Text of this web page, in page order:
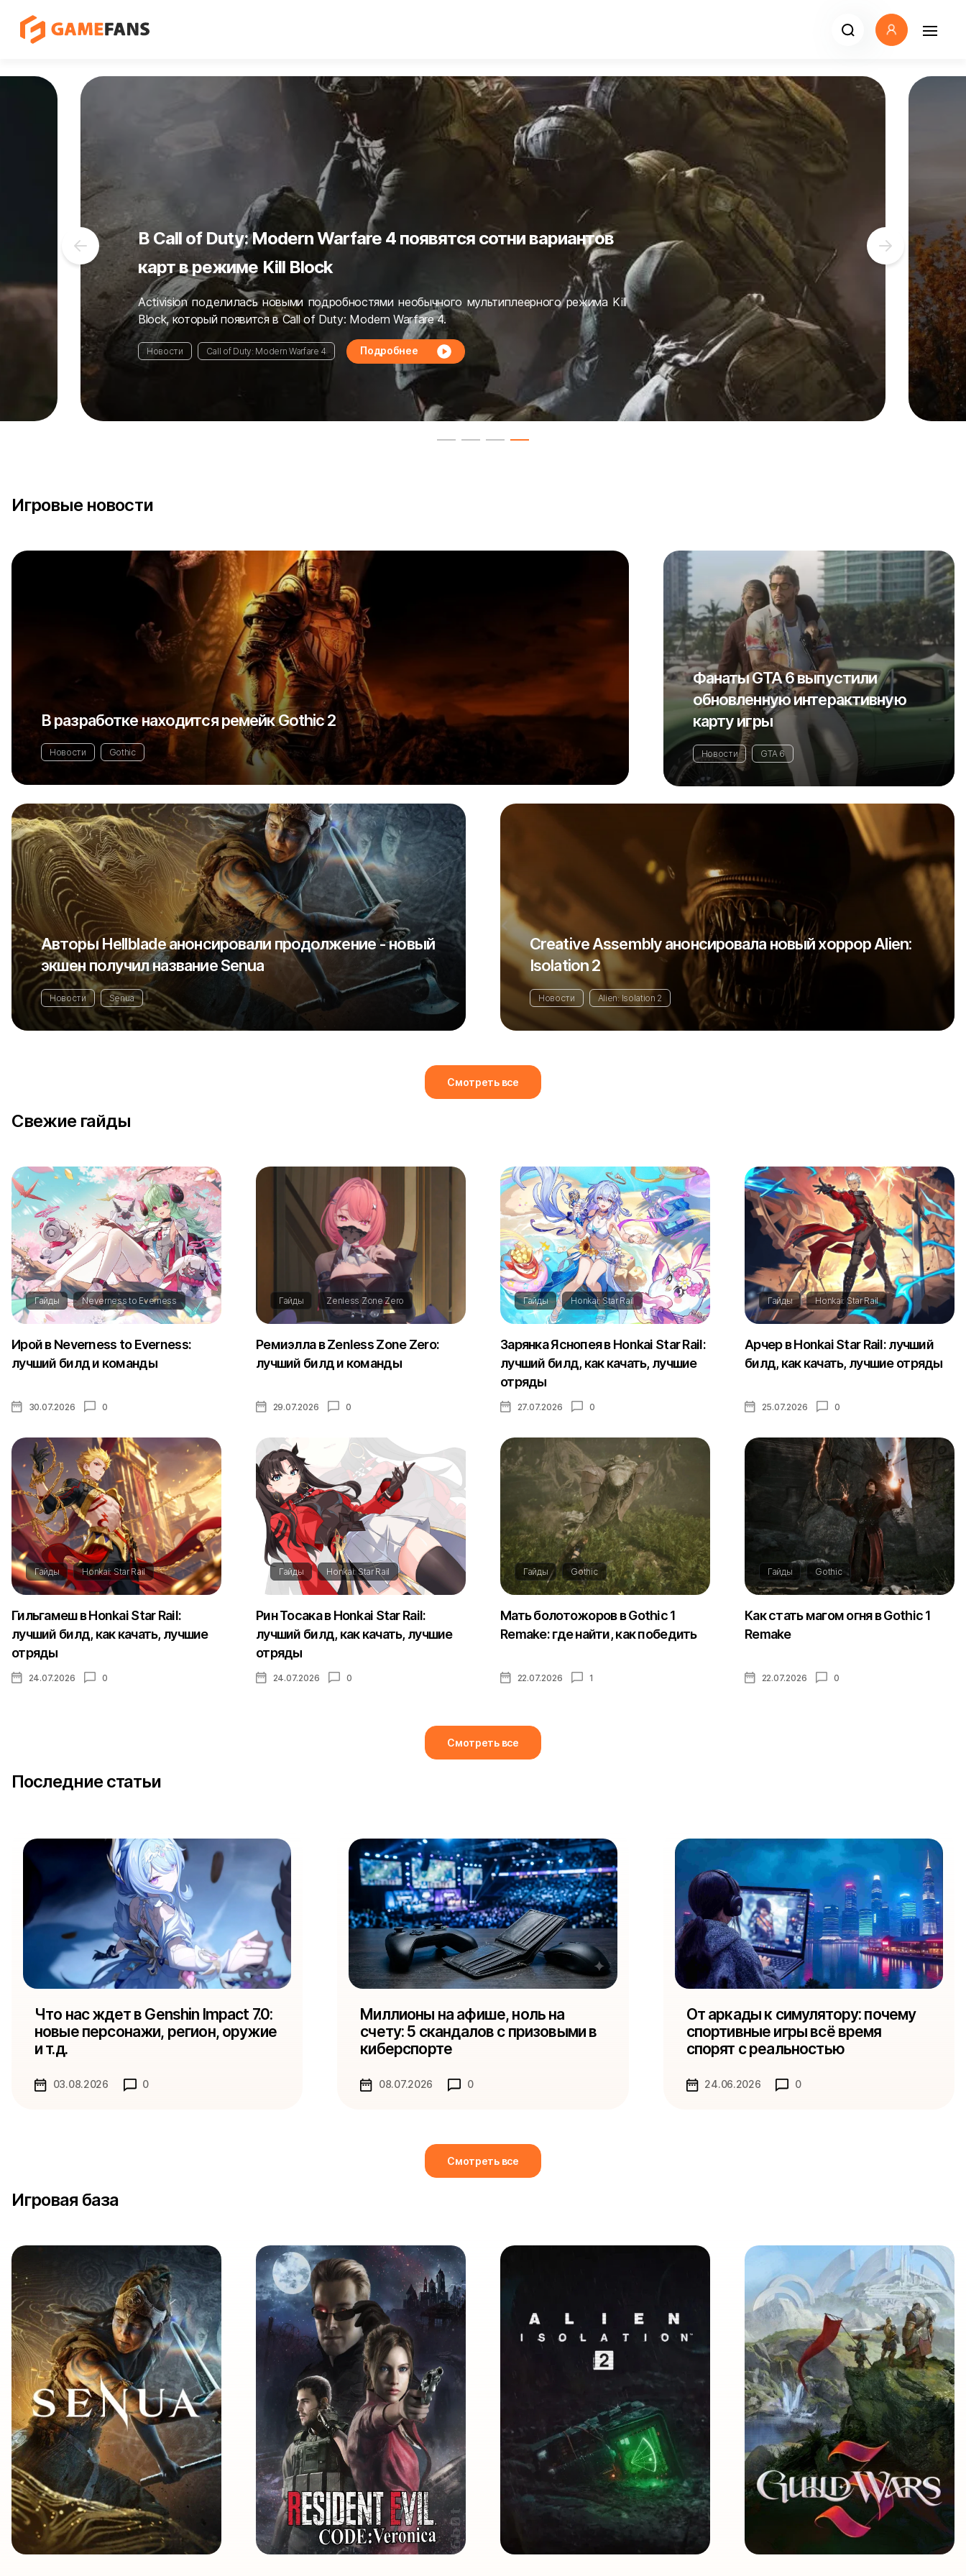
В Far Cry 7 появится механика экстракшен-шутера
Инсайдер RogueTx поделился свежими новостями про Far Cry 7.
Новости Подробнее
Игровые новости
В разработке находится ремейк Gothic 2
Новости Gothic
Фанаты GTA 6 выпустили
обновленную интерактивную
карту игры
Новости GTA 6
Авторы Hellblade анонсировали продолжение - новый
экшен получил название Senua
Новости Senua
Creative Assembly анонсировала новый хоррор Alien:
Isolation 2
Новости Alien: Isolation 2
Смотреть все
Свежие гайды
Гайды Neverness to Everness
Ирой в Neverness to Everness:
лучший билд и команды
30.07.2026 0
Гайды Zenless Zone Zero
Ремиэлла в Zenless Zone Zero:
лучший билд и команды
29.07.2026 0
Гайды Honkai: Star Rail
Зарянка Яснопея в Honkai Star Rail:
лучший билд, как качать, лучшие
отряды
27.07.2026 0
Гайды Honkai: Star Rail
Арчер в Honkai Star Rail: лучший
билд, как качать, лучшие отряды
25.07.2026 0
Гайды Honkai: Star Rail
Гильгамеш в Honkai Star Rail:
лучший билд, как качать, лучшие
отряды
24.07.2026 0
Гайды Honkai: Star Rail
Рин Тосака в Honkai Star Rail:
лучший билд, как качать, лучшие
отряды
24.07.2026 0
Гайды Gothic
Мать болотожоров в Gothic 1
Remake: где найти, как победить
22.07.2026 1
Гайды Gothic
Как стать магом огня в Gothic 1
Remake
22.07.2026 0
Смотреть все
Последние статьи
Что нас ждет в Genshin Impact 7.0:
новые персонажи, регион, оружие
и т.д.
03.08.2026 0
Миллионы на афише, ноль на
счету: 5 скандалов с призовыми в
киберспорте
08.07.2026 0
От аркады к симулятору: почему
спортивные игры всё время
спорят с реальностью
24.06.2026 0
Смотреть все
Игровая база